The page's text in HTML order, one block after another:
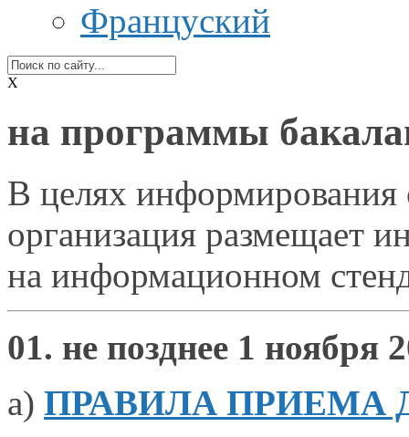
Француский
X
на программы
В целях информирования
организация размещает
на информационном
01. не позднее 1 ноября
а) ПРАВИЛА